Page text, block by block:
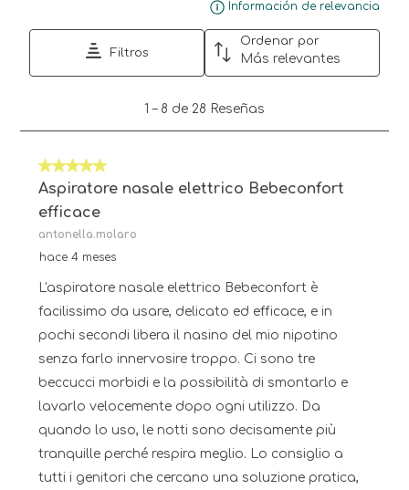
Información de relevancia
Filtros
Ordenar por
Más relevantes
8
Reseñas.
1 – 8 de 28 Reseñas
5 de 5 estrellas.
Aspiratore nasale elettrico Bebeconfort
efficace
antonella.molaro
hace 4 meses
L'aspiratore nasale elettrico Bebeconfort è
facilissimo da usare, delicato ed efficace, e in
pochi secondi libera il nasino del mio nipotino
senza farlo innervosire troppo. Ci sono tre
beccucci morbidi e la possibilità di smontarlo e
lavarlo velocemente dopo ogni utilizzo. Da
quando lo uso, le notti sono decisamente più
tranquille perché respira meglio. Lo consiglio a
tutti i genitori che cercano una soluzione pratica,